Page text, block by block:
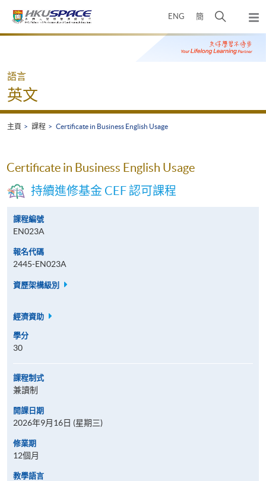
ENG 簡
開
搜
尋
彈
出
主
Main
語言
英文
主頁 課程 Certificate in Business English Usage
Certificate in Business English Usage
持續進修基金 CEF 認可課程
課程編號
EN023A
報名代碼
2445-EN023A
資歷架構級別
經濟資助
學分
30
課程制式
兼讀制
開課日期
2026年9月16日 (星期三)
修業期
12個月
教學語言